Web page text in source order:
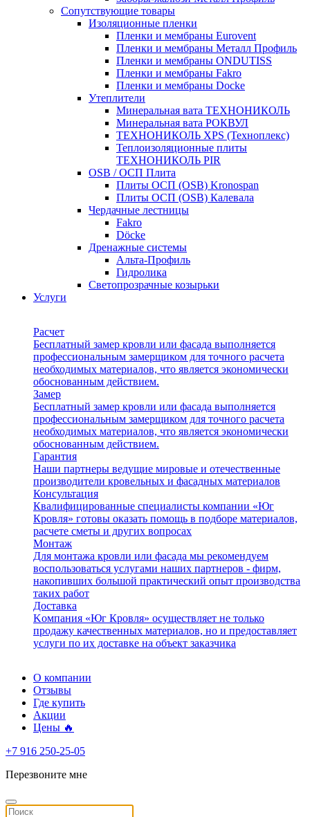
Сопутствующие товары
Изоляционные пленки
Пленки и мембраны Eurovent
Пленки и мембраны Металл Профиль
Пленки и мембраны ONDUTISS
Пленки и мембраны Fakro
Пленки и мембраны Docke
Утеплители
Минеральная вата ТЕХНОНИКОЛЬ
Минеральная вата РОКВУЛ
ТЕХНОНИКОЛЬ XPS (Техноплекс)
Теплоизоляционные плиты
ТЕХНОНИКОЛЬ PIR
OSB / ОСП Плита
Плиты ОСП (OSB) Kronospan
Плиты ОСП (OSB) Калевала
Чердачные лестницы
Fakro
Döcke
Дренажные системы
Альта-Профиль
Гидролика
Светопрозрачные козырьки
Услуги
Расчет
Бесплатный замер кровли или фасада выполняется
профессиональным замерщиком для точного расчета
необходимых материалов, что является экономически
обоснованным действием.
Замер
Бесплатный замер кровли или фасада выполняется
профессиональным замерщиком для точного расчета
необходимых материалов, что является экономически
обоснованным действием.
Гарантия
Наши партнеры ведущие мировые и отечественные
производители кровельных и фасадных материалов
Консультация
Квалифицированные специалисты компании «Юг
Кровля» готовы оказать помощь в подборе материалов,
расчете сметы и других вопросах
Монтаж
Для монтажа кровли или фасада мы рекомендуем
воспользоваться услугами наших партнеров - фирм,
накопивших большой практический опыт производства
таких работ
Доставка
Kомпания «Юг Кровля» осуществляет не только
продажу качественных материалов, но и предоставляет
услуги по их доставке на объект заказчика
О компании
Отзывы
Где купить
Акции
Цены 🔥
+7 916 250-25-05
Перезвоните мне